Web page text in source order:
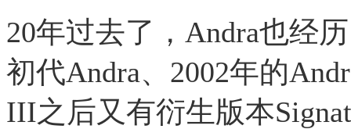
20年过去了，Andra也经
初代Andra、2002年的
III之后又有衍生版本